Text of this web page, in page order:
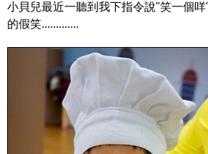
小貝兒最近一聽到我下指令說"笑一個
的假笑.............